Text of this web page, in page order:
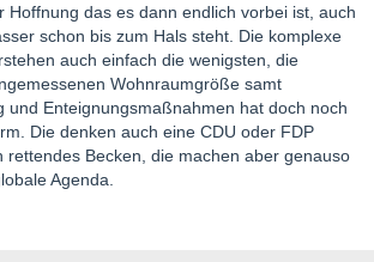
Hoffnung das es dann endlich vorbei ist, auch
schon bis zum Hals steht. Die komplexe
auch einfach die wenigsten, die
Wohnraumgröße samt
und Enteignungsmaßnahmen hat doch noch
Die denken auch eine CDU oder FDP
rettendes Becken, die machen aber genauso
Agenda.